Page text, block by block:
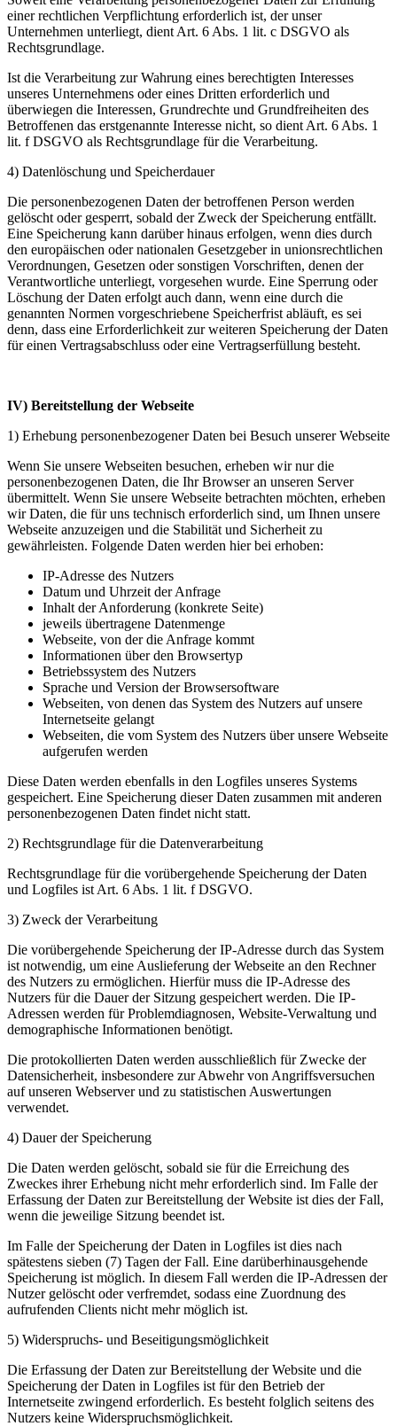
einer rechtlichen Verpflichtung erforderlich ist, der unser
Unternehmen unterliegt, dient Art. 6 Abs. 1 lit. c DSGVO als
Rechtsgrundlage.
Ist die Verarbeitung zur Wahrung eines berechtigten Interesses
unseres Unternehmens oder eines Dritten erforderlich und
überwiegen die Interessen, Grundrechte und Grundfreiheiten des
Betroffenen das erstgenannte Interesse nicht, so dient Art. 6 Abs. 1
lit. f DSGVO als Rechtsgrundlage für die Verarbeitung.
4) Datenlöschung und Speicherdauer
Die personenbezogenen Daten der betroffenen Person werden
gelöscht oder gesperrt, sobald der Zweck der Speicherung entfällt.
Eine Speicherung kann darüber hinaus erfolgen, wenn dies durch
den europäischen oder nationalen Gesetzgeber in unionsrechtlichen
Verordnungen, Gesetzen oder sonstigen Vorschriften, denen der
Verantwortliche unterliegt, vorgesehen wurde. Eine Sperrung oder
Löschung der Daten erfolgt auch dann, wenn eine durch die
genannten Normen vorgeschriebene Speicherfrist abläuft, es sei
denn, dass eine Erforderlichkeit zur weiteren Speicherung der Daten
für einen Vertragsabschluss oder eine Vertragserfüllung besteht.
IV) Bereitstellung der Webseite
1) Erhebung personenbezogener Daten bei Besuch unserer Webseite
Wenn Sie unsere Webseiten besuchen, erheben wir nur die
personenbezogenen Daten, die Ihr Browser an unseren Server
übermittelt. Wenn Sie unsere Webseite betrachten möchten, erheben
wir Daten, die für uns technisch erforderlich sind, um Ihnen unsere
Webseite anzuzeigen und die Stabilität und Sicherheit zu
gewährleisten. Folgende Daten werden hier bei erhoben:
IP-​Adresse des Nutzers
Datum und Uhrzeit der Anfrage
Inhalt der Anforderung (konkrete Seite)
jeweils übertragene Datenmenge
Webseite, von der die Anfrage kommt
Informationen über den Browsertyp
Betriebssystem des Nutzers
Sprache und Version der Browsersoftware
Webseiten, von denen das System des Nutzers auf unsere
Internetseite gelangt
Webseiten, die vom System des Nutzers über unsere Webseite
aufgerufen werden
Diese Daten werden ebenfalls in den Logfiles unseres Systems
gespeichert. Eine Speicherung dieser Daten zusammen mit anderen
personenbezogenen Daten findet nicht statt.
2) Rechtsgrundlage für die Datenverarbeitung
Rechtsgrundlage für die vorübergehende Speicherung der Daten
und Logfiles ist Art. 6 Abs. 1 lit. f DSGVO.
3) Zweck der Verarbeitung
Die vorübergehende Speicherung der IP-​Adresse durch das System
ist notwendig, um eine Auslieferung der Webseite an den Rechner
des Nutzers zu ermöglichen. Hierfür muss die IP-​Adresse des
Nutzers für die Dauer der Sitzung gespeichert werden. Die IP-​
Adressen werden für Problemdiagnosen, Website-​Verwaltung und
demographische Informationen benötigt.
Die protokollierten Daten werden ausschließlich für Zwecke der
Datensicherheit, insbesondere zur Abwehr von Angriffsversuchen
auf unseren Webserver und zu statistischen Auswertungen
verwendet.
4) Dauer der Speicherung
Die Daten werden gelöscht, sobald sie für die Erreichung des
Zweckes ihrer Erhebung nicht mehr erforderlich sind. Im Falle der
Erfassung der Daten zur Bereitstellung der Website ist dies der Fall,
wenn die jeweilige Sitzung beendet ist.
Im Falle der Speicherung der Daten in Logfiles ist dies nach
spätestens sieben (7) Tagen der Fall. Eine darüberhinausgehende
Speicherung ist möglich. In diesem Fall werden die IP-​Adressen der
Nutzer gelöscht oder verfremdet, sodass eine Zuordnung des
aufrufenden Clients nicht mehr möglich ist.
5) Widerspruchs-​ und Beseitigungsmöglichkeit
Die Erfassung der Daten zur Bereitstellung der Website und die
Speicherung der Daten in Logfiles ist für den Betrieb der
Internetseite zwingend erforderlich. Es besteht folglich seitens des
Nutzers keine Widerspruchsmöglichkeit.